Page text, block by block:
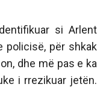
si Arlent
policisë, për shkak
dhe më pas e ka
i rrezikuar jetën.